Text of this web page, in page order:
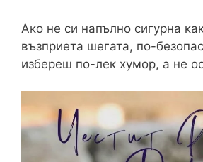
Ако не си напълно сигурна
възприета шегата, по-
избереш по-лек хумор, а не